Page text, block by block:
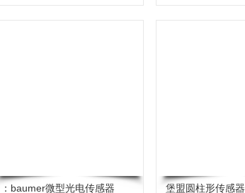
：baumer微型光电传感器
堡盟圆柱形传感器